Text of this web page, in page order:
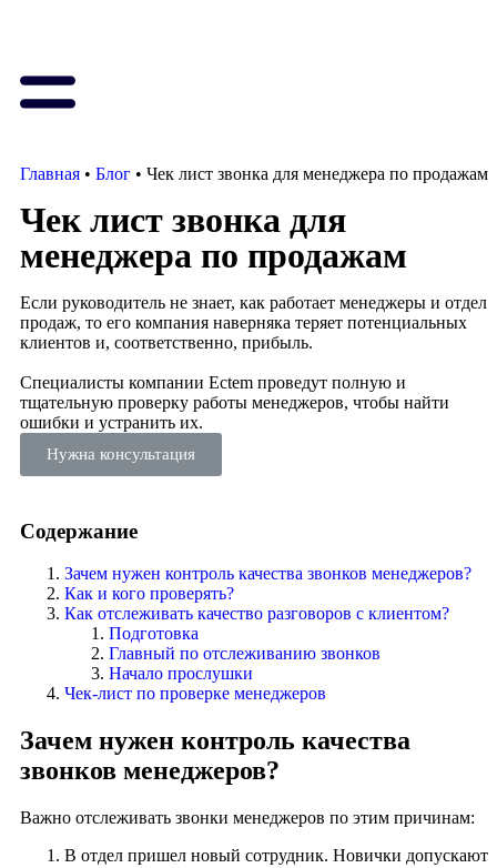
Главная • Блог • Чек лист звонка для менеджера по продажам
Чек лист звонка для
менеджера по продажам
Если руководитель не знает, как работает менеджеры и отдел
продаж, то его компания наверняка теряет потенциальных
клиентов и, соответственно, прибыль.
Специалисты компании Ectem проведут полную и
тщательную проверку работы менеджеров, чтобы найти
ошибки и устранить их.
Нужна консультация
Содержание
Зачем нужен контроль качества звонков менеджеров?
Как и кого проверять?
Как отслеживать качество разговоров с клиентом?
Подготовка
Главный по отслеживанию звонков
Начало прослушки
Чек-лист по проверке менеджеров
Зачем нужен контроль качества
звонков менеджеров?
Важно отслеживать звонки менеджеров по этим причинам:
В отдел пришел новый сотрудник. Новички допускают